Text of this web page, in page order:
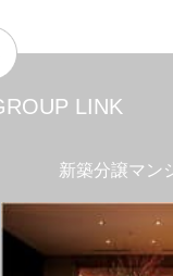
LINK
新築分譲マン